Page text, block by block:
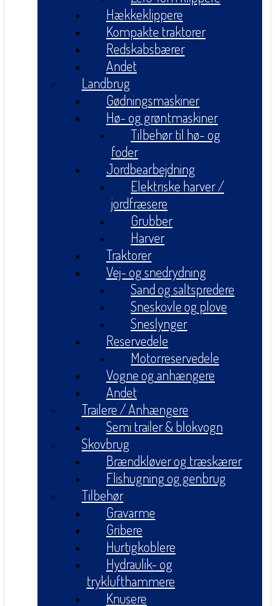
Hækkeklippere
Kompakte traktorer
Redskabsbærer
Andet
Landbrug
Gødningsmaskiner
Hø- og grøntmaskiner
Tilbehør til hø- og
foder
Jordbearbejdning
Elektriske harver /
jordfræsere
Grubber
Harver
Traktorer
Vej- og snedrydning
Sand og saltspredere
Sneskovle og plove
Sneslynger
Reservedele
Motorreservedele
Vogne og anhængere
Andet
Trailere / Anhængere
Semi trailer & blokvogn
Skovbrug
Brændkløver og træskærer
Flishugning og genbrug
Tilbehør
Gravarme
Gribere
Hurtigkoblere
Hydraulik- og
tryklufthammere
Knusere